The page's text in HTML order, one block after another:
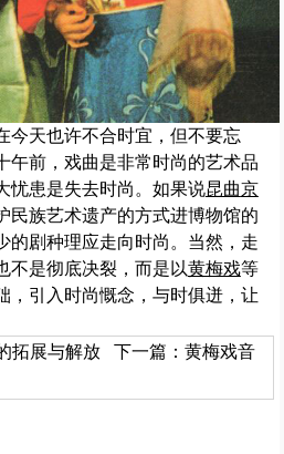
今天也许不合时宜，但不要忘
午前，戏曲是非常时尚的艺术品
忧患是失去时尚。如果说昆曲京
民族艺术遗产的方式进博物馆的
的剧种理应走向时尚。当然，走
不是彻底决裂，而是以黄梅戏等
，引入时尚慨念，与时俱迸，让
拓展与解放 下一篇：黄梅戏音